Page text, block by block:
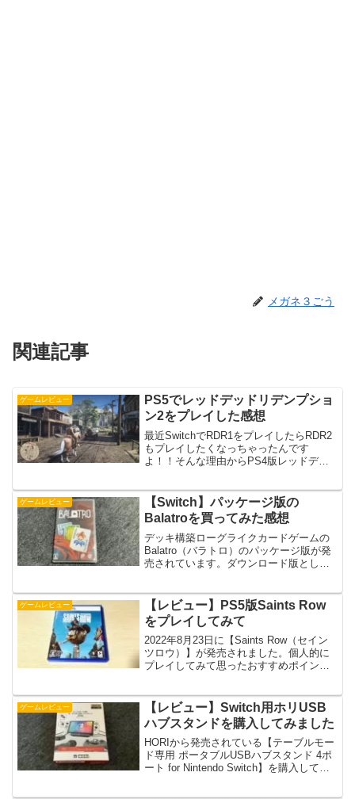
メガネ３ごう
関連記事
ゲームレビュー
PS5でレッドデッドリデンプショ
ン2をプレイした感想
最近SwitchでRDR1をプレイしたらRDR2
もプレイしたくなっちゃったんです
よ！！そんな理由からPS4版レッドデッ
るのかも気になっていたんですよね。実
際にプ...
ゲームレビュー
【Switch】パッケージ版の
Balatroを買ってみた感想
デッキ構築ローグライクカードゲームの
Balatro（バラトロ）のパッケージ版が発
売されています。ダウンロード版として
ムなのか気になっていたのでNintendo
Swit...
ゲームレビュー
【レビュー】PS5版Saints Row
をプレイしてみて
2022年8月23日に【Saints Row（セイン
ツロウ）】が発売されました。個人的に
プレイしてみて思ったおすすめポイント
ね。プレイ機種はPS5版となります。
※2023...
ゲームレビュー
【レビュー】Switch用ホリUSB
ハブスタンドを購入してみました
HORIから発売されている【テーブルモー
ド専用 ポータブルUSBハブスタンド 4ポ
ート for Nintendo Switch】を購入してみ